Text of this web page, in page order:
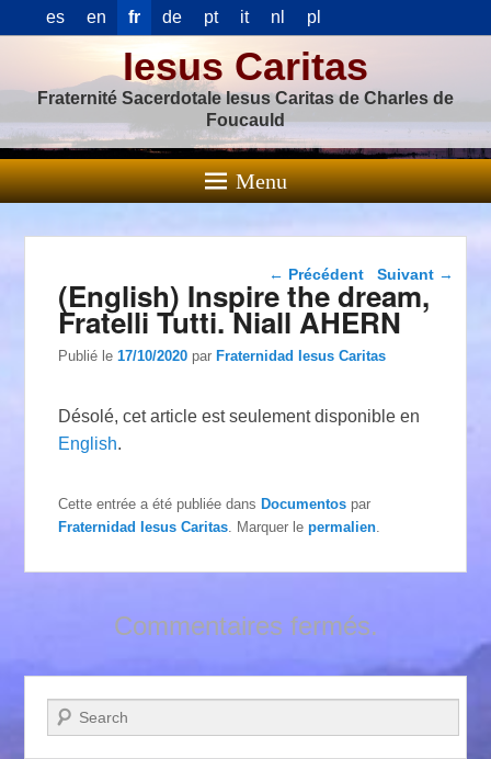
es en fr de pt it nl pl
Iesus Caritas
Fraternité Sacerdotale Iesus Caritas de Charles de
Foucauld
Menu
Navigation dans les
articles
← Précédent Suivant →
(English) Inspire the dream,
Fratelli Tutti. Niall AHERN
Publié le17/10/2020 parFraternidad Iesus Caritas
Désolé, cet article est seulement disponible en
English.
Cette entrée a été publiée dansDocumentos par
Fraternidad Iesus Caritas . Marquer lepermalien
Commentaires fermés.
Recherche